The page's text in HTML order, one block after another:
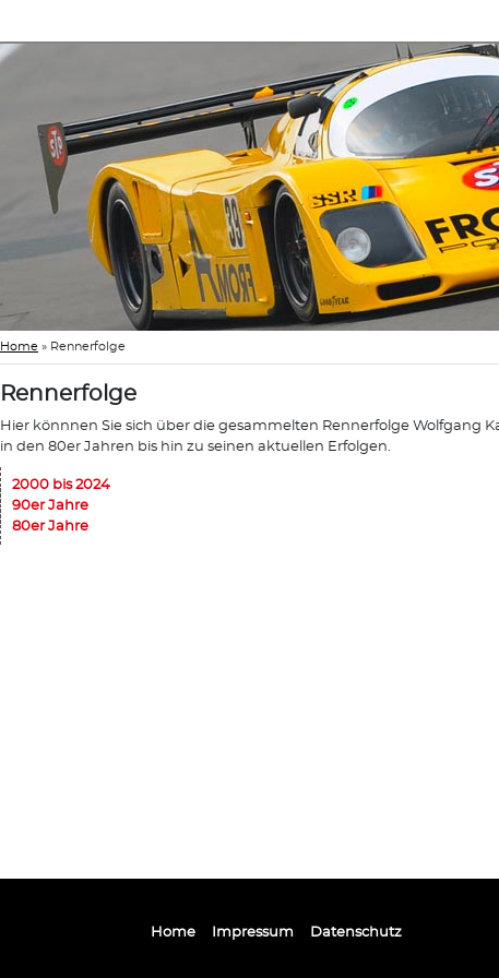
Home » Rennerfolge
Rennerfolge
Hier könnnen Sie sich über die gesammelten Rennerfolge Wolfgang
in den 80er Jahren bis hin zu seinen aktuellen Erfolgen.
2000 bis 2024
90er Jahre
80er Jahre
Home Impressum Datenschutz